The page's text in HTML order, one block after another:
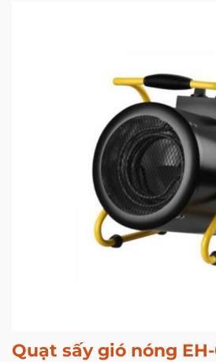
Quạt sấy gió nóng